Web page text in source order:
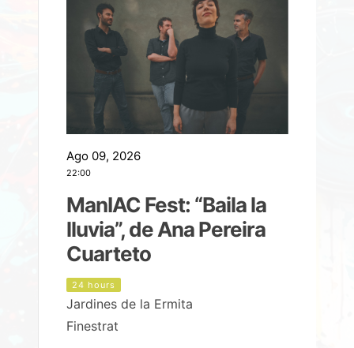
Ago 09, 2026
22:00
ManIAC Fest: “Baila la
lluvia”, de Ana Pereira
Cuarteto
24 hours
Jardines de la Ermita
Finestrat